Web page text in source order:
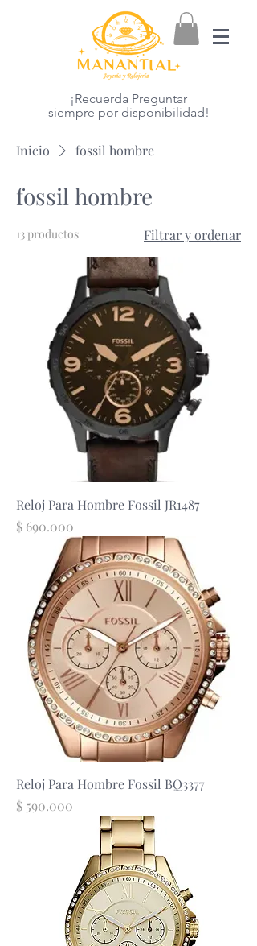
¡Recuerda Preguntar
siempre por disponibilidad!
Inicio fossil hombre
fossil hombre
13 productos Filtrar y ordenar
Reloj Para Hombre Fossil JR1487
Precio
$ 690.000
Reloj Para Hombre Fossil BQ3377
Precio
$ 590.000